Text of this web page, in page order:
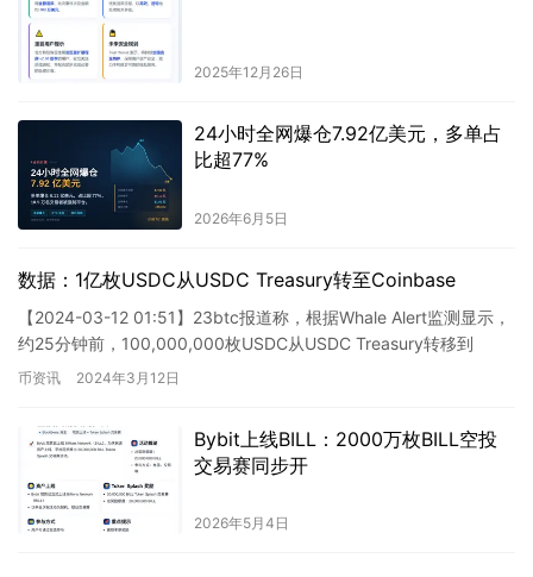
2025年12月26日
24小时全网爆仓7.92亿美元，多单占
比超77%
2026年6月5日
数据：1亿枚USDC从USDC Treasury转至Coinbase
【2024-03-12 01:51】23btc报道称，根据Whale Alert监测显示，
约25分钟前，100,000,000枚USDC从USDC Treasury转移到
Coinb…
币资讯 2024年3月12日
Bybit上线BILL：2000万枚BILL空投
交易赛同步开
2026年5月4日